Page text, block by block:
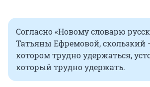
Согласно «Новому словарю
Татьяны Ефремовой, скользкий
котором трудно удержаться,
который трудно удержать.